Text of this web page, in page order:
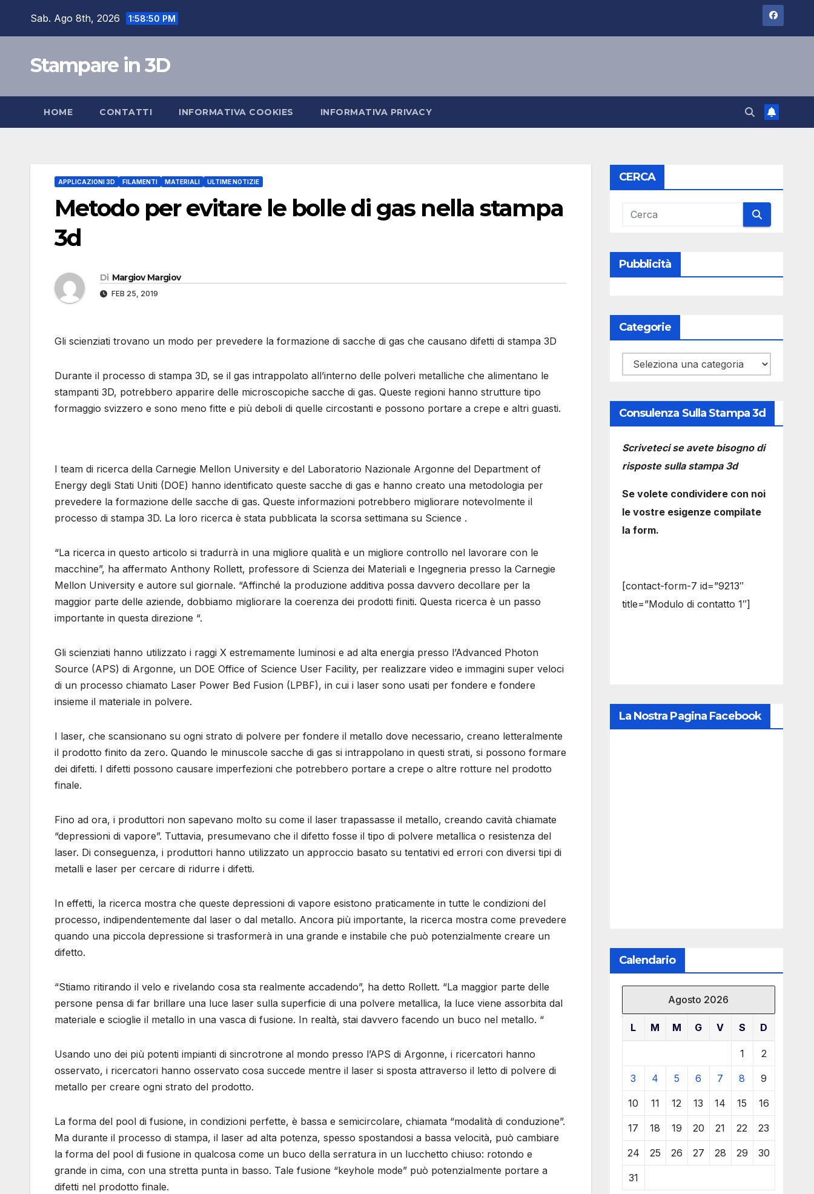
Sab. Ago 8th, 2026 1:58:51 PM
Stampare in 3D
HOME CONTATTI INFORMATIVA COOKIES INFORMATIVA PRIVACY
APPLICAZIONI 3D FILAMENTI MATERIALI ULTIME NOTIZIE
Metodo per evitare le bolle di gas nella stampa
3d
Di Margiov Margiov
FEB 25, 2019
Gli scienziati trovano un modo per prevedere la formazione di sacche di gas che causano difetti di stampa 3D
Durante il processo di stampa 3D, se il gas intrappolato all’interno delle polveri metalliche che alimentano le
stampanti 3D, potrebbero apparire delle microscopiche sacche di gas. Queste regioni hanno strutture tipo
formaggio svizzero e sono meno fitte e più deboli di quelle circostanti e possono portare a crepe e altri guasti.
I team di ricerca della Carnegie Mellon University e del Laboratorio Nazionale Argonne del Department of
Energy degli Stati Uniti (DOE) hanno identificato queste sacche di gas e hanno creato una metodologia per
prevedere la formazione delle sacche di gas. Queste informazioni potrebbero migliorare notevolmente il
processo di stampa 3D. La loro ricerca è stata pubblicata la scorsa settimana su Science .
“La ricerca in questo articolo si tradurrà in una migliore qualità e un migliore controllo nel lavorare con le
macchine”, ha affermato Anthony Rollett, professore di Scienza dei Materiali e Ingegneria presso la Carnegie
Mellon University e autore sul giornale. “Affinché la produzione additiva possa davvero decollare per la
maggior parte delle aziende, dobbiamo migliorare la coerenza dei prodotti finiti. Questa ricerca è un passo
importante in questa direzione “.
Gli scienziati hanno utilizzato i raggi X estremamente luminosi e ad alta energia presso l’Advanced Photon
Source (APS) di Argonne, un DOE Office of Science User Facility, per realizzare video e immagini super veloci
di un processo chiamato Laser Power Bed Fusion (LPBF), in cui i laser sono usati per fondere e fondere
insieme il materiale in polvere.
I laser, che scansionano su ogni strato di polvere per fondere il metallo dove necessario, creano letteralmente
il prodotto finito da zero. Quando le minuscole sacche di gas si intrappolano in questi strati, si possono formare
dei difetti. I difetti possono causare imperfezioni che potrebbero portare a crepe o altre rotture nel prodotto
finale.
Fino ad ora, i produttori non sapevano molto su come il laser trapassasse il metallo, creando cavità chiamate
“depressioni di vapore”. Tuttavia, presumevano che il difetto fosse il tipo di polvere metallica o resistenza del
laser. Di conseguenza, i produttori hanno utilizzato un approccio basato su tentativi ed errori con diversi tipi di
metalli e laser per cercare di ridurre i difetti.
In effetti, la ricerca mostra che queste depressioni di vapore esistono praticamente in tutte le condizioni del
processo, indipendentemente dal laser o dal metallo. Ancora più importante, la ricerca mostra come prevedere
quando una piccola depressione si trasformerà in una grande e instabile che può potenzialmente creare un
difetto.
“Stiamo ritirando il velo e rivelando cosa sta realmente accadendo”, ha detto Rollett. “La maggior parte delle
persone pensa di far brillare una luce laser sulla superficie di una polvere metallica, la luce viene assorbita dal
materiale e scioglie il metallo in una vasca di fusione. In realtà, stai davvero facendo un buco nel metallo. “
Usando uno dei più potenti impianti di sincrotrone al mondo presso l’APS di Argonne, i ricercatori hanno
osservato, i ricercatori hanno osservato cosa succede mentre il laser si sposta attraverso il letto di polvere di
metallo per creare ogni strato del prodotto.
La forma del pool di fusione, in condizioni perfette, è bassa e semicircolare, chiamata “modalità di conduzione”.
Ma durante il processo di stampa, il laser ad alta potenza, spesso spostandosi a bassa velocità, può cambiare
la forma del pool di fusione in qualcosa come un buco della serratura in un lucchetto chiuso: rotondo e
grande in cima, con una stretta punta in basso. Tale fusione “keyhole mode” può potenzialmente portare a
difetti nel prodotto finale.
CERCA
Pubblicità
Categorie
Categorie
Consulenza Sulla Stampa 3d
Scriveteci se avete bisogno di
risposte sulla stampa 3d
Se volete condividere con noi
le vostre esigenze compilate
la form.
[contact-form-7 id=”9213″
title=”Modulo di contatto 1″]
La Nostra Pagina Facebook
Calendario
Agosto 2026
L M M G V S D
1 2
3 4 5 6 7 8 9
10 11 12 13 14 15 16
17 18 19 20 21 22 23
24 25 26 27 28 29 30
31